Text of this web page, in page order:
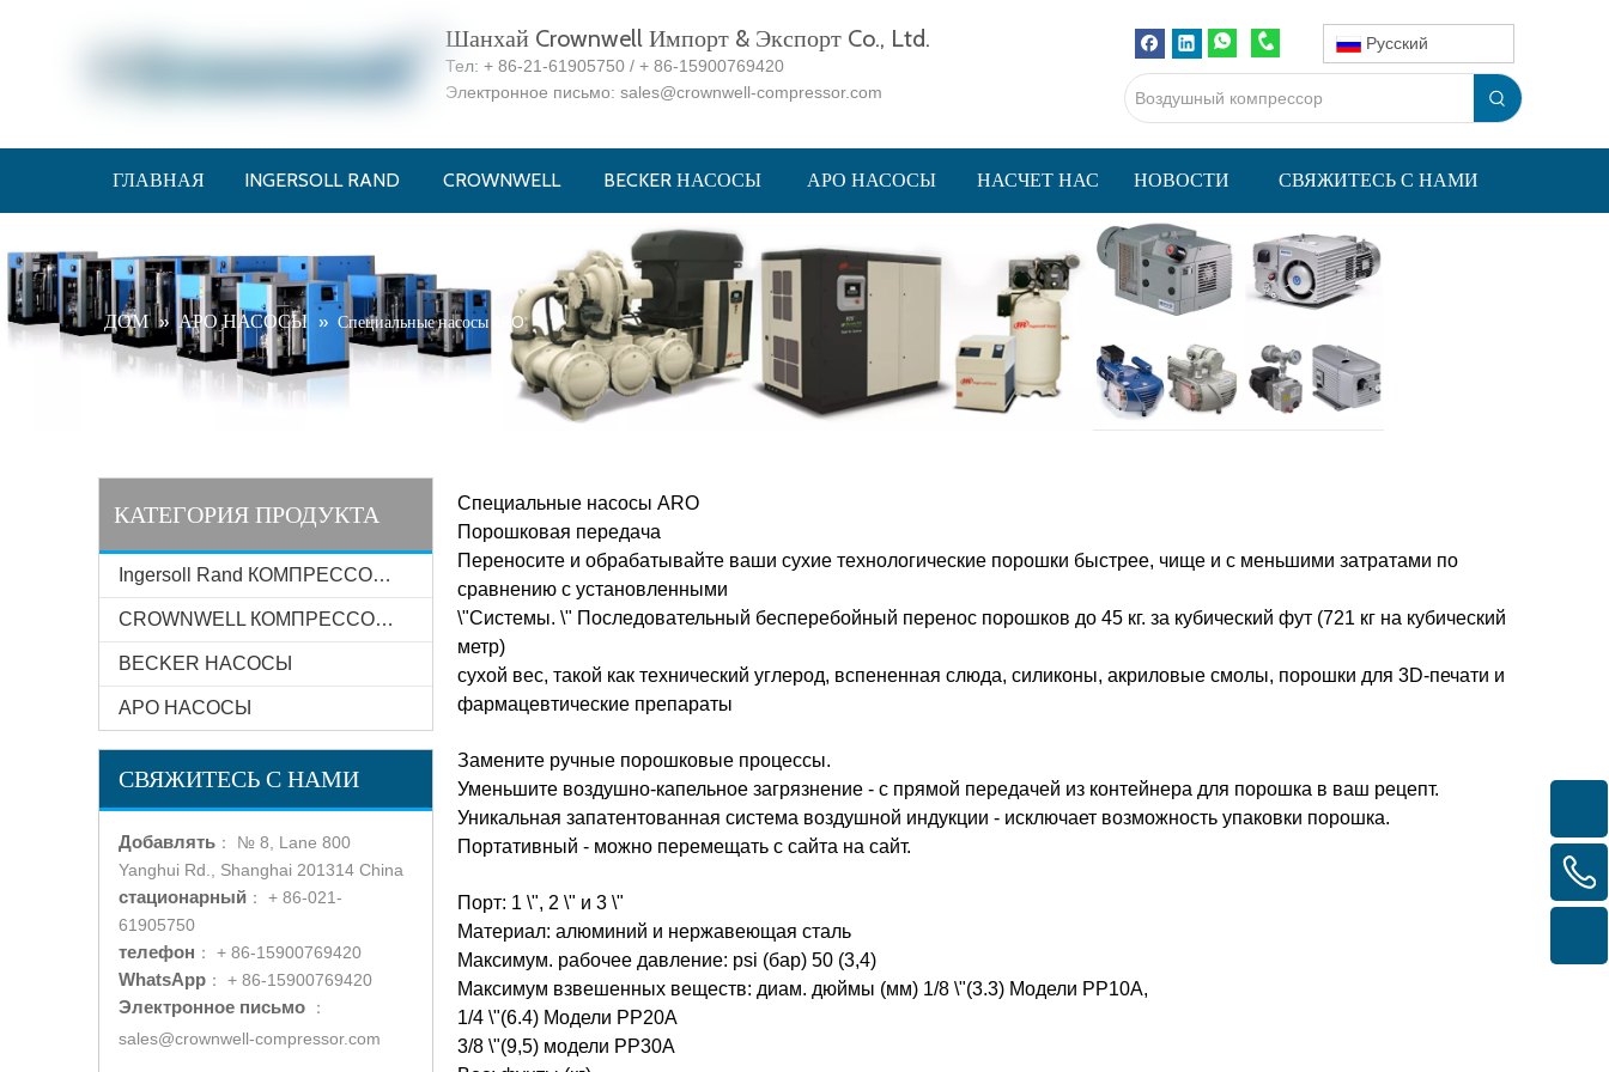
Шанхай Crownwell Импорт & Экспорт Co., Ltd.
Тел: + 86-21-61905750 / + 86-15900769420
Электронное письмо: sales@crownwell-compressor.com
Pусский
ГЛАВНАЯ INGERSOLL RAND CROWNWELL BECKER НАСОСЫ АРО НАСОСЫ НАСЧЕТ НАС НОВОСТИ СВЯЖИТЕСЬ С НАМИ
ДОМ » АРО НАСОСЫ » Специальные насосы ARO
КАТЕГОРИЯ ПРОДУКТА
Ingersoll Rand КОМПРЕССОР СИСТЕМЫ
CROWNWELL КОМПРЕССОР СИСТЕМЫ
BECKER НАСОСЫ
АРО НАСОСЫ
СВЯЖИТЕСЬ С НАМИ
Добавлять ： № 8, Lane 800
Yanghui Rd., Shanghai 201314 China
стационарный ： + 86-021-
61905750
телефон ： + 86-15900769420
WhatsApp ： + 86-15900769420
Электронное письмо
：
sales@crownwell-compressor.com
Специальные насосы ARO
Порошковая передача
Переносите и обрабатывайте ваши сухие технологические порошки быстрее, чище и с меньшими затратами по
сравнению с установленными
\"Системы. \" Последовательный бесперебойный перенос порошков до 45 кг. за кубический фут (721 кг на кубический
метр)
сухой вес, такой как технический углерод, вспененная слюда, силиконы, акриловые смолы, порошки для 3D-печати и
фармацевтические препараты
Замените ручные порошковые процессы.
Уменьшите воздушно-капельное загрязнение - с прямой передачей из контейнера для порошка в ваш рецепт.
Уникальная запатентованная система воздушной индукции - исключает возможность упаковки порошка.
Портативный - можно перемещать с сайта на сайт.
Порт: 1 \", 2 \" и 3 \"
Материал: алюминий и нержавеющая сталь
Максимум. рабочее давление: psi (бар) 50 (3,4)
Максимум взвешенных веществ: диам. дюймы (мм) 1/8 \"(3.3) Модели PP10A,
1/4 \"(6.4) Модели PP20A
3/8 \"(9,5) модели PP30A